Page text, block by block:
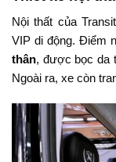
Nội thất của
VIP di động. Điểm
thân, được bọc da
Ngoài ra, xe còn